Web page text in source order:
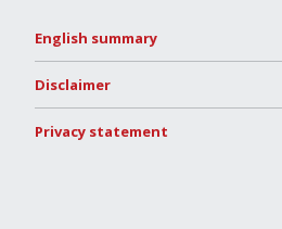
English summary
Disclaimer
Privacy statement